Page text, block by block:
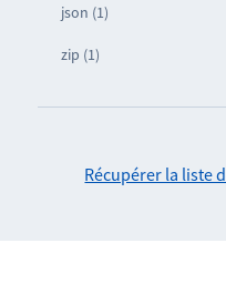
json (1)
zip (1)
Récupérer la liste